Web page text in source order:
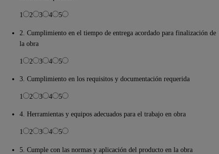
1 2 3 4 5
2. Cumplimiento en el tiempo de entrega acordado para finalización de
la obra
1 2 3 4 5
3. Cumplimiento en los requisitos y documentación requerida
1 2 3 4 5
4. Herramientas y equipos adecuados para el trabajo en obra
1 2 3 4 5
5. Cumple con las normas y aplicación del producto en la obra